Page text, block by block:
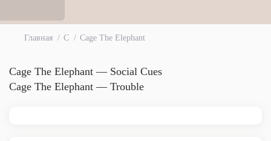
Главная C Cage The Elephant
Cage The Elephant — Social Cues
Cage The Elephant — Trouble